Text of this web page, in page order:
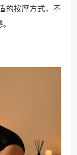
的按摩方式，不